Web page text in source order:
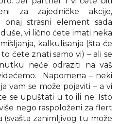
za zajedničke akcije,
onaj strasni element sada
vi lično ćete imati neka
kalkulisanja (šta će
ćete znati samo vi) – ali se
neće odraziti na vaš
Napomena – neki
vam se može pojaviti – a vi
se upuštati u to ili ne. Isto
nego raspoloženi za flert
(svašta zanimljivog tu može